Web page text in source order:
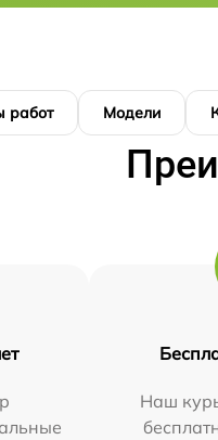
работ Модели
Наш